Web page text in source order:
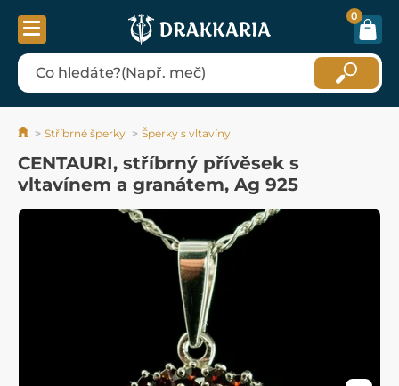
0
Stříbrné šperky Šperky s vltavíny
CENTAURI, stříbrný přívěsek s
vltavínem a granátem, Ag 925